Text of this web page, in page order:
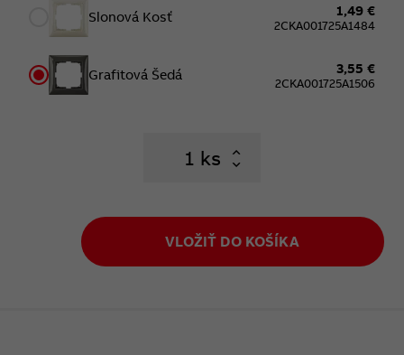
Slonová Kosť 1,49 €
2CKA001725A1484
Grafitová Šedá 3,55 €
2CKA001725A1506
ks
VLOŽIŤ DO KOŠÍKA